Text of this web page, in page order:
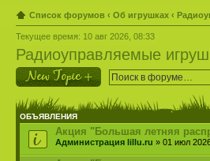
Список форумов ‹ Об игрушках ‹
Текущее время: 10 авг 2026, 08:33
Радиоуправляемые
Новая тема
ОБЪЯВЛЕНИЯ
Акция "Большая летняя
Администрация lillu.ru » 01 июл